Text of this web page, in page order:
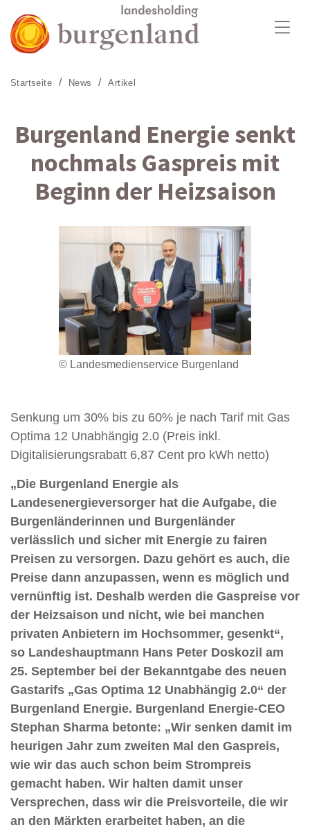
Zum Inhalt
Zum Menü
Zur Suche
Startseite News Artikel
Burgenland Energie senkt
nochmals Gaspreis mit
Beginn der Heizsaison
© Landesmedienservice Burgenland
Senkung um 30% bis zu 60% je nach Tarif mit Gas
Optima 12 Unabhängig 2.0 (Preis inkl.
Digitalisierungsrabatt 6,87 Cent pro kWh netto)
„Die Burgenland Energie als
Landesenergieversorger hat die Aufgabe, die
Burgenländerinnen und Burgenländer
verlässlich und sicher mit Energie zu fairen
Preisen zu versorgen. Dazu gehört es auch, die
Preise dann anzupassen, wenn es möglich und
vernünftig ist. Deshalb werden die Gaspreise vor
der Heizsaison und nicht, wie bei manchen
privaten Anbietern im Hochsommer, gesenkt“,
so Landeshauptmann Hans Peter Doskozil am
25. September bei der Bekanntgabe des neuen
Gastarifs „Gas Optima 12 Unabhängig 2.0“ der
Burgenland Energie. Burgenland Energie-CEO
Stephan Sharma betonte: „Wir senken damit im
heurigen Jahr zum zweiten Mal den Gaspreis,
wie wir das auch schon beim Strompreis
gemacht haben. Wir halten damit unser
Versprechen, dass wir die Preisvorteile, die wir
an den Märkten erarbeitet haben, an die